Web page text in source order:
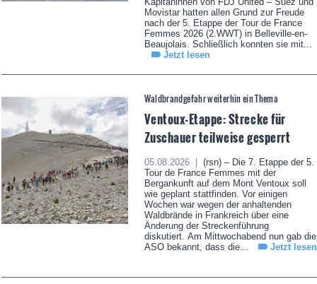
Movistar hatten allen Grund zur Freude
nach der 5. Etappe der Tour de France
Femmes 2026 (2.WWT) in Belleville-en-
Beaujolais. Schließlich konnten sie mit...
Jetzt lesen
Waldbrandgefahr weiterhin ein Thema
Ventoux-Etappe: Strecke für
Zuschauer teilweise gesperrt
05.08.2026 |
(rsn) – Die 7. Etappe der 5.
Tour de France Femmes mit der
Bergankunft auf dem Mont Ventoux soll
wie geplant stattfinden. Vor einigen
Wochen war wegen der anhaltenden
Waldbrände in Frankreich über eine
Änderung der Streckenführung
diskutiert. Am Mittwochabend nun gab die
ASO bekannt, dass die...
Jetzt lesen